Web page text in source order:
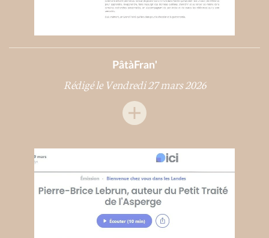
PâtàFran'
Rédigé le Vendredi 27 mars 2026